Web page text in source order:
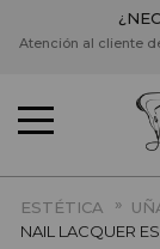
Atención al cliente
ESTÉTICA »
NAIL LACQUER